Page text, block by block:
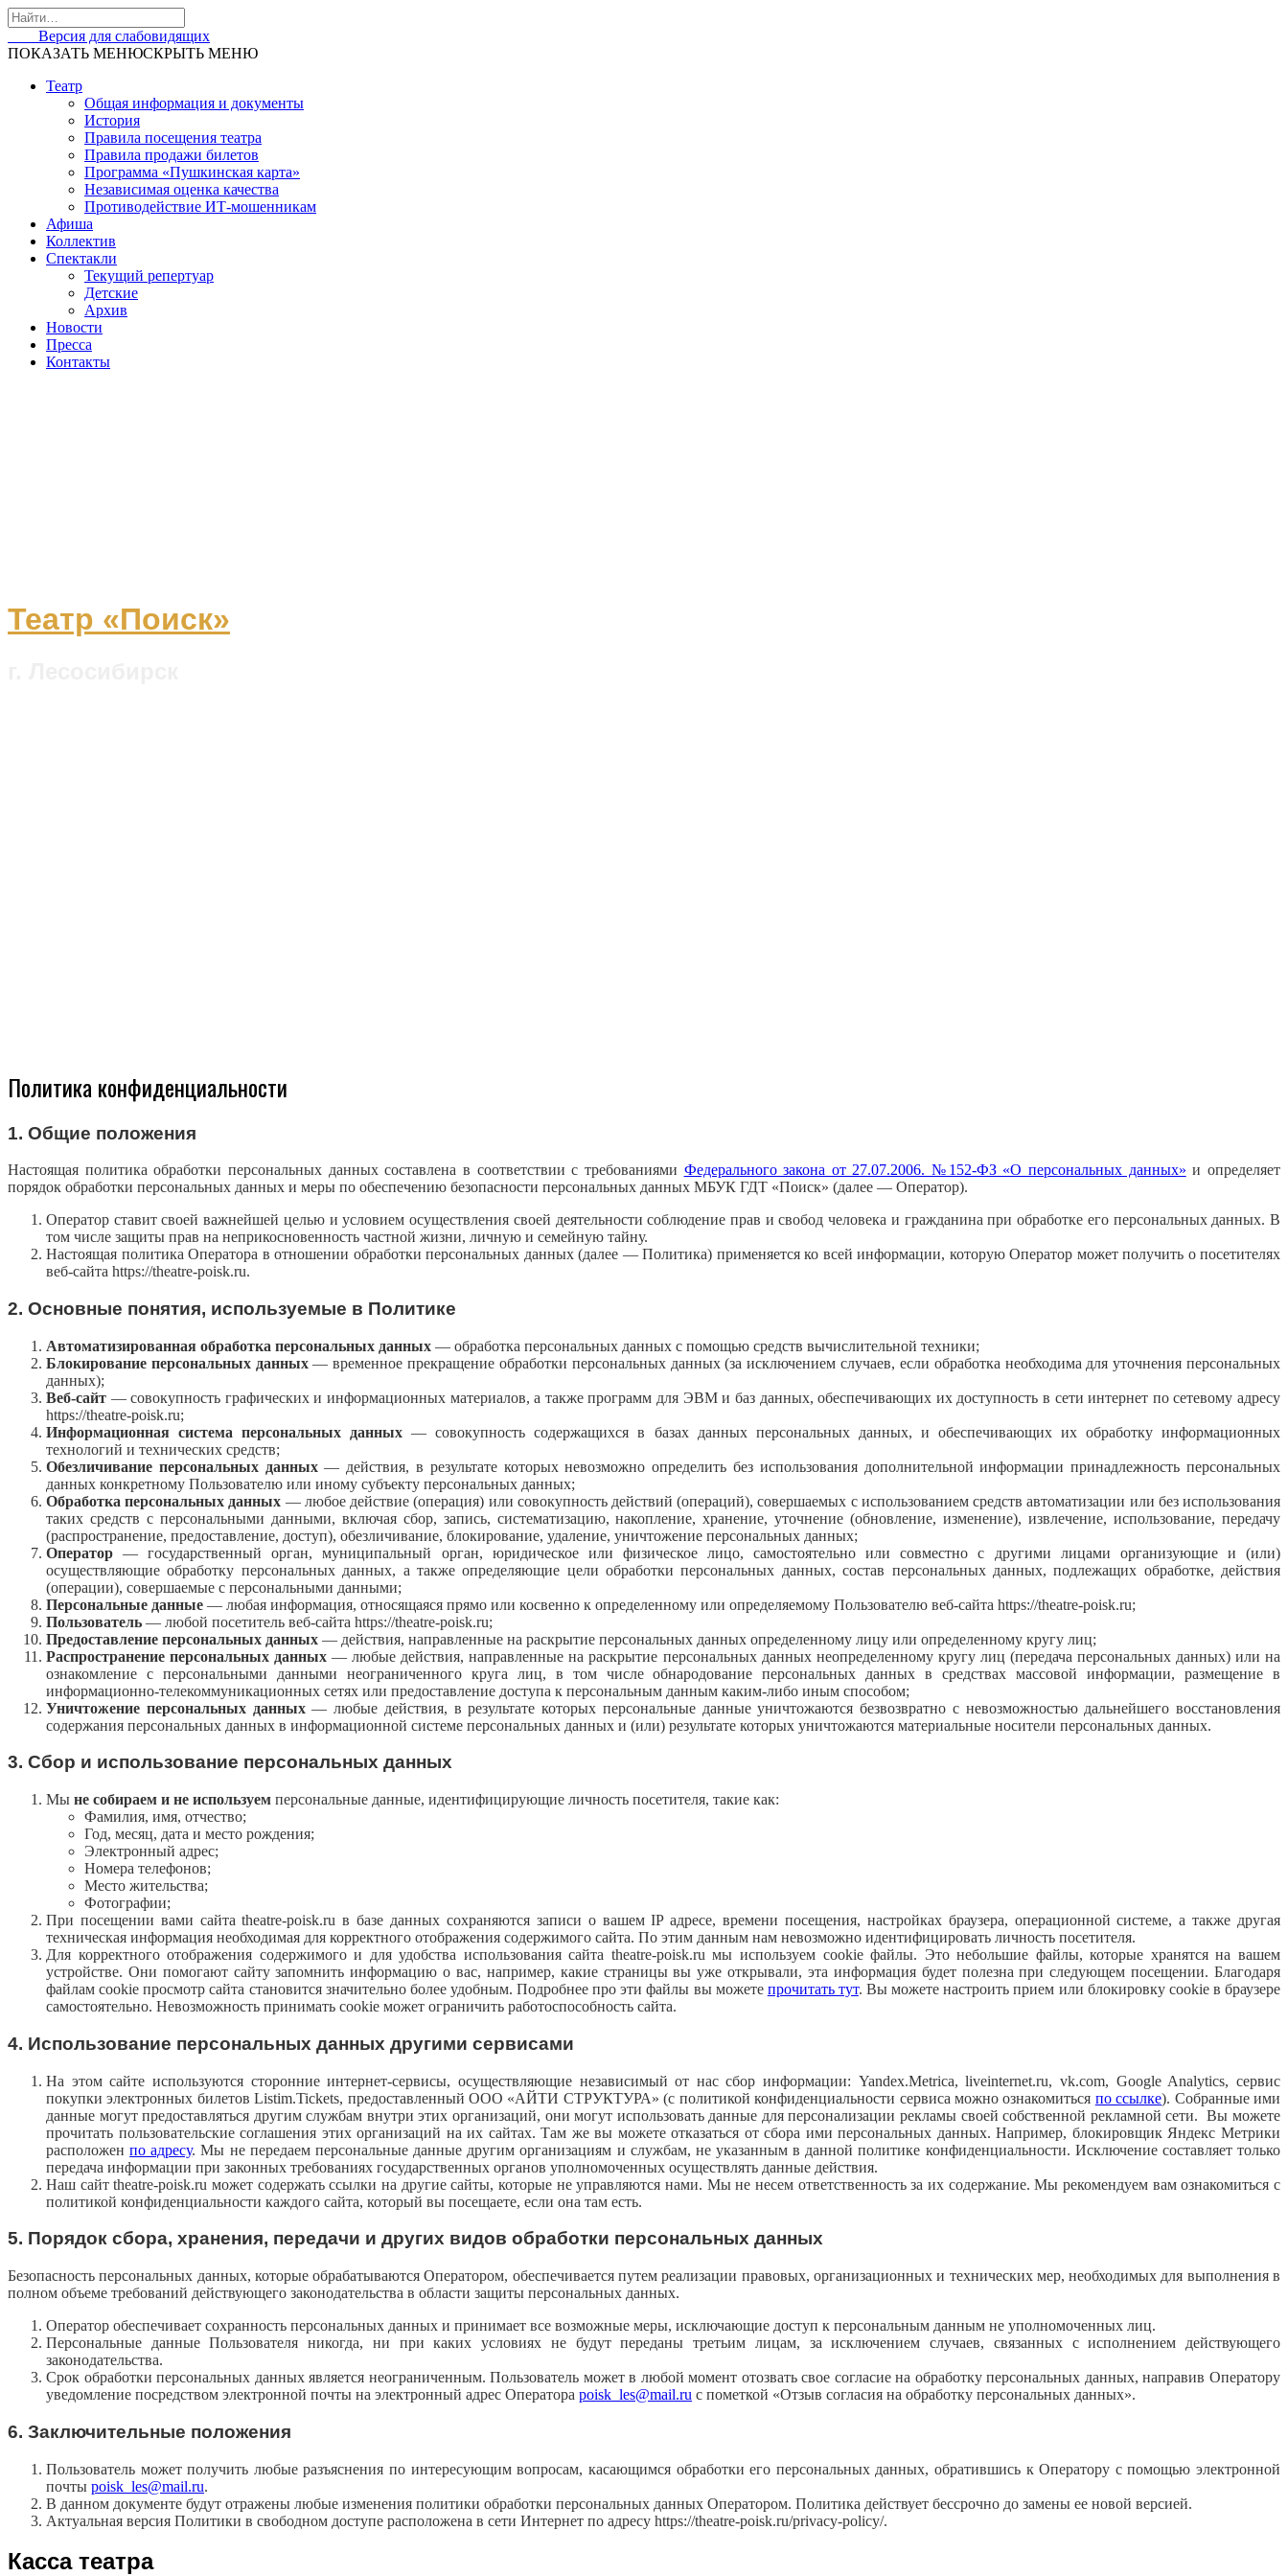
Skip
to
content
Версия для слабовидящих
ПОКАЗАТЬ МЕНЮСКРЫТЬ МЕНЮ
Театр
Общая информация и документы
История
Правила посещения театра
Правила продажи билетов
Программа «Пушкинская карта»
Независимая оценка качества
Противодействие ИТ-мошенникам
Афиша
Коллектив
Спектакли
Текущий репертуар
Детские
Архив
Новости
Пресса
Контакты
Театр «Поиск»
Политика конфиденциальности
1. Общие положения
Настоящая политика обработки персональных данных составлена в соответствии с требованиями Федерального закона от 27.07.2006. №152-ФЗ «О персональных данных» и определяет
порядок обработки персональных данных и меры по обеспечению безопасности персональных данных МБУК ГДТ «Поиск» (далее — Оператор).
Оператор ставит своей важнейшей целью и условием осуществления своей деятельности соблюдение прав и свобод человека и гражданина при обработке его персональных данных. В
том числе защиты прав на неприкосновенность частной жизни, личную и семейную тайну.
Настоящая политика Оператора в отношении обработки персональных данных (далее — Политика) применяется ко всей информации, которую Оператор может получить о посетителях
веб-сайта https://theatre-poisk.ru.
2. Основные понятия, используемые в Политике
Автоматизированная обработка персональных данных — обработка персональных данных с помощью средств вычислительной техники;
Блокирование персональных данных— временное прекращение обработки персональных данных (за исключением случаев, если обработка необходима для уточнения персональных
данных);
Веб-сайт — совокупность графических и информационных материалов, а также программ для ЭВМ и баз данных, обеспечивающих их доступность в сети интернет по сетевому адресу
https://theatre-poisk.ru;
Информационная система персональных данных — совокупность содержащихся в базах данных персональных данных, и обеспечивающих их обработку информационных
технологий и технических средств;
Обезличивание персональных данных— действия, в результате которых невозможно определить без использования дополнительной информации принадлежность персональных
данных конкретному Пользователю или иному субъекту персональных данных;
Обработка персональных данных — любое действие (операция) или совокупность действий (операций), совершаемых с использованием средств автоматизации или без использования
таких средств с персональными данными, включая сбор, запись, систематизацию, накопление, хранение, уточнение (обновление, изменение), извлечение, использование, передачу
(распространение, предоставление, доступ), обезличивание, блокирование, удаление, уничтожение персональных данных;
Оператор — государственный орган, муниципальный орган, юридическое или физическое лицо, самостоятельно или совместно с другими лицами организующие и (или)
осуществляющие обработку персональных данных, а также определяющие цели обработки персональных данных, состав персональных данных, подлежащих обработке, действия
(операции), совершаемые с персональными данными;
Персональные данные — любая информация, относящаяся прямо или косвенно к определенному или определяемому Пользователю веб-сайта https://theatre-poisk.ru;
Пользователь — любой посетитель веб-сайта https://theatre-poisk.ru;
Предоставление персональных данных — действия, направленные на раскрытие персональных данных определенному лицу или определенному кругу лиц;
Распространение персональных данных — любые действия, направленные на раскрытие персональных данных неопределенному кругу лиц (передача персональных данных) или на
ознакомление с персональными данными неограниченного круга лиц, в том числе обнародование персональных данных в средствах массовой информации, размещение в
информационно-телекоммуникационных сетях или предоставление доступа к персональным данным каким-либо иным способом;
Уничтожение персональных данных— любые действия, в результате которых персональные данные уничтожаются безвозвратно с невозможностью дальнейшего восстановления
содержания персональных данных в информационной системе персональных данных и (или) результате которых уничтожаются материальные носители персональных данных.
3. Сбор и использование персональных данных
Мы не собираем и не используем персональные данные, идентифицирующие личность посетителя, такие как:
Фамилия, имя, отчество;
Год, месяц, дата и место рождения;
Электронный адрес;
Номера телефонов;
Место жительства;
Фотографии;
При посещении вами сайта theatre-poisk.ru в базе данных сохраняются записи о вашем IP адресе, времени посещения, настройках браузера, операционной системе, а также другая
техническая информация необходимая для корректного отображения содержимого сайта. По этим данным нам невозможно идентифицировать личность посетителя.
Для корректного отображения содержимого и для удобства использования сайта theatre-poisk.ru мы используем cookie файлы. Это небольшие файлы, которые хранятся на вашем
устройстве. Они помогают сайту запомнить информацию о вас, например, какие страницы вы уже открывали, эта информация будет полезна при следующем посещении. Благодаря
файлам cookie просмотр сайта становится значительно более удобным. Подробнее про эти файлы вы можете прочитать тут. Вы можете настроить прием или блокировку cookie в браузере
самостоятельно. Невозможность принимать cookie может ограничить работоспособность сайта.
4. Использование персональных данных другими сервисами
На этом сайте используются сторонние интернет-сервисы, осуществляющие независимый от нас сбор информации: Yandex.Metrica, liveinternet.ru, vk.com, Google Analytics, сервис
покупки электронных билетов Listim.Tickets, предоставленный ООО «АЙТИ СТРУКТУРА» (с политикой конфиденциальности сервиса можно ознакомиться по ссылке). Собранные ими
данные могут предоставляться другим службам внутри этих организаций, они могут использовать данные для персонализации рекламы своей собственной рекламной сети. Вы можете
прочитать пользовательские соглашения этих организаций на их сайтах. Там же вы можете отказаться от сбора ими персональных данных. Например, блокировщик Яндекс Метрики
расположенпо адресу. Мы не передаем персональные данные другим организациям и службам, не указанным в данной политике конфиденциальности. Исключение составляет только
передача информации при законных требованиях государственных органов уполномоченных осуществлять данные действия.
Наш сайт theatre-poisk.ru может содержать ссылки на другие сайты, которые не управляются нами. Мы не несем ответственность за их содержание. Мы рекомендуем вам ознакомиться с
политикой конфиденциальности каждого сайта, который вы посещаете, если она там есть.
5. Порядок сбора, хранения, передачи и других видов обработки персональных данных
Безопасность персональных данных, которые обрабатываются Оператором, обеспечивается путем реализации правовых, организационных и технических мер, необходимых для выполнения в
полном объеме требований действующего законодательства в области защиты персональных данных.
Оператор обеспечивает сохранность персональных данных и принимает все возможные меры, исключающие доступ к персональным данным не уполномоченных лиц.
Персональные данные Пользователя никогда, ни при каких условиях не будут переданы третьим лицам, за исключением случаев, связанных с исполнением действующего
законодательства.
Срок обработки персональных данных является неограниченным. Пользователь может в любой момент отозвать свое согласие на обработку персональных данных, направив Оператору
уведомление посредством электронной почты на электронный адрес Оператора poisk_les@mail.ru с пометкой «Отзыв согласия на обработку персональных данных».
6. Заключительные положения
Пользователь может получить любые разъяснения по интересующим вопросам, касающимся обработки его персональных данных, обратившись к Оператору с помощью электронной
почты poisk_les@mail.ru.
В данном документе будут отражены любые изменения политики обработки персональных данных Оператором. Политика действует бессрочно до замены ее новой версией.
Актуальная версия Политики в свободном доступе расположена в сети Интернет по адресу https://theatre-poisk.ru/privacy-policy/.
Касса театра